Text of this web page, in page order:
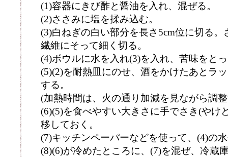
(1)容器にきび酢と醤油を入れ、混ぜる。
(2)ささみに塩を揉み込む。
(3)白ねぎの白い部分を長さ5cm位に切る
繊維にそって細く切る。
(4)ボウルに水を入れ(3)を入れ、苦味をと
(5)(2)を耐熱皿にのせ、酒をかけたあとラ
する。
(加熱時間は、火の通り加減を見ながら調
(6)(5)を食べやすい大きさに手でさき(やけ
移しておく。
(7)キッチンペーパーなどを使って、(4)の
(8)(6)が冷めたところに、(7)を混ぜ、冷蔵